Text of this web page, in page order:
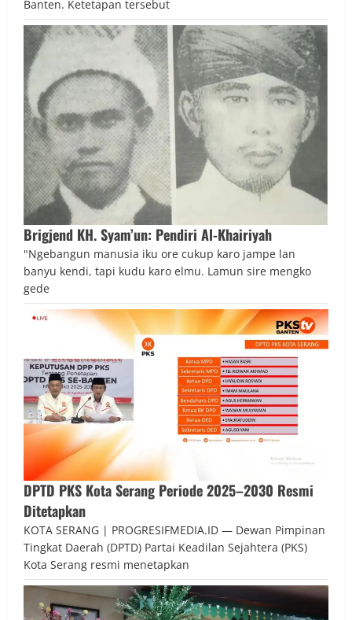
Banten. Ketetapan tersebut
Brigjend KH. Syam’un: Pendiri Al-Khairiyah
"Ngebangun manusia iku ore cukup karo jampe lan
banyu kendi, tapi kudu karo elmu. Lamun sire mengko
gede
DPTD PKS Kota Serang Periode 2025–2030 Resmi
Ditetapkan
KOTA SERANG | PROGRESIFMEDIA.ID — Dewan Pimpinan
Tingkat Daerah (DPTD) Partai Keadilan Sejahtera (PKS)
Kota Serang resmi menetapkan